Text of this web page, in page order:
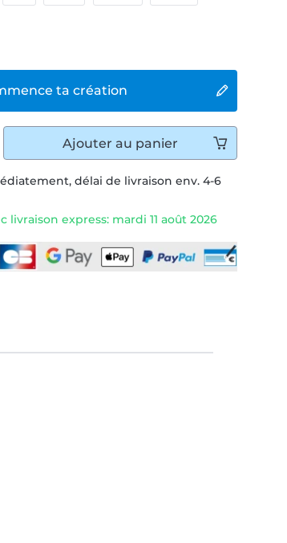
délai de livraison env. 4-6
livraison express: mardi 11 août 2026
ta création
Ajouter au panier